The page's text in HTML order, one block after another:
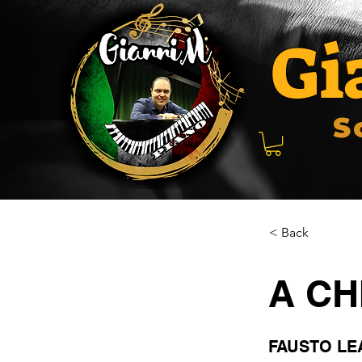
< Back
A
FAUSTO